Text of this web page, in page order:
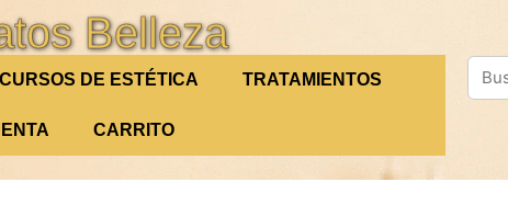
Belleza
CURSOS DE ESTÉTICA TRATAMIENTOS
CARRITO